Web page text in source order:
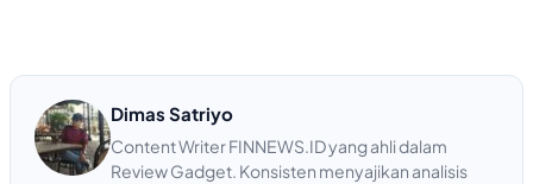
Dimas Satriyo
Content Writer FINNEWS.ID yang ahli dalam
Review Gadget. Konsisten menyajikan analisis